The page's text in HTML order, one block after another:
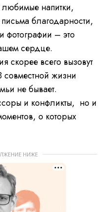
любимые напитки,
благодарности,
фотографии – это
сердце.
скорее всего вызовут
жизни
не бывает.
и конфликты, но и
о которых
НИЖЕ